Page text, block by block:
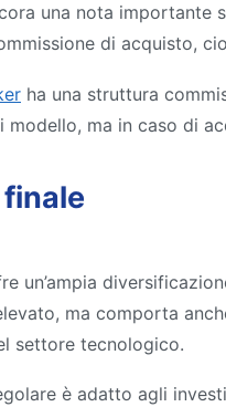
una nota importante
di acquisto,
ha una struttura
modello, ma in caso di
un’ampia
ma comporta
settore tecnologico.
è adatto agli